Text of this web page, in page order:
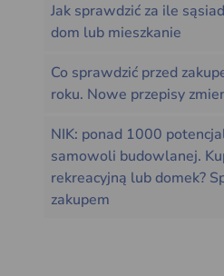
Jak sprawdzić za ile
dom lub mieszkanie
Co sprawdzić przed
roku. Nowe przepisy
NIK: ponad 1000
samowoli budowlanej.
rekreacyjną lub domek?
zakupem